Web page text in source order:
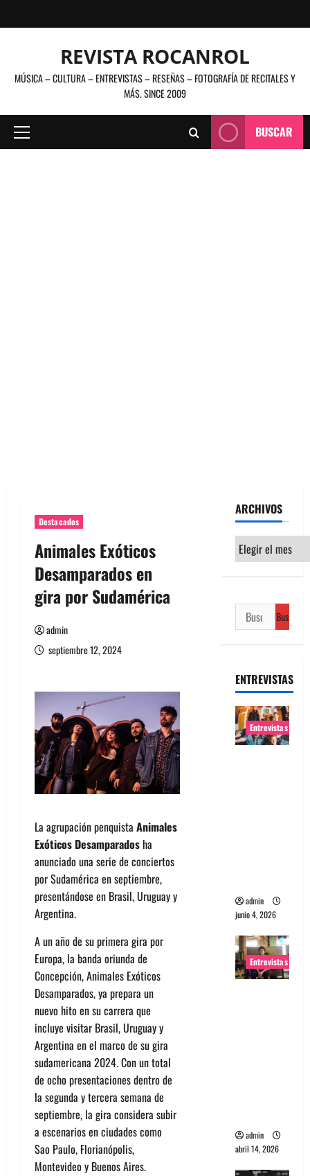
al
REVISTA ROCANROL
MÚSICA – CULTURA – ENTREVISTAS – RESEÑAS – FOTOGRAFÍA DE RECITALES Y
MÁS. SINCE 2009
Menú
BUSCAR
Destacados
Animales Exóticos
Desamparados en
gira por Sudamérica
admin
septiembre 12, 2024
La agrupación penquista Animales
Exóticos Desamparados ha
anunciado una serie de conciertos
por Sudamérica en septiembre,
presentándose en Brasil, Uruguay y
Argentina.
A un año de su primera gira por
Europa, la banda oriunda de
Concepción, Animales Exóticos
Desamparados, ya prepara un
nuevo hito en su carrera que
incluye visitar Brasil, Uruguay y
Argentina en el marco de su gira
sudamericana 2024. Con un total
de ocho presentaciones dentro de
la segunda y tercera semana de
septiembre, la gira considera subir
a escenarios en ciudades como
Sao Paulo, Florianópolis,
Montevideo y Buenos Aires.
ARCHIVOS
Archivos
Buscar:
ENTREVISTAS
Entrevistas
admin
junio 4, 2026
Entrevistas
admin
abril 14, 2026